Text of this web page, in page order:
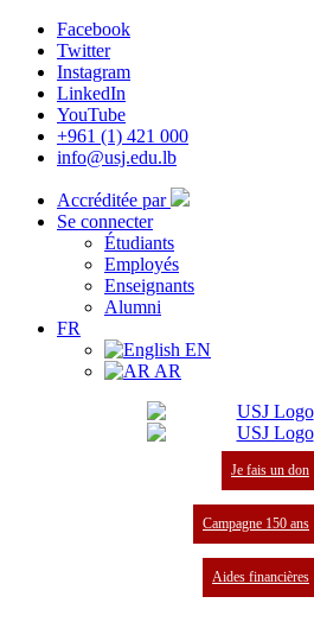
Facebook
Twitter
Instagram
LinkedIn
YouTube
+961 (1) 421 000
info@usj.edu.lb
Accréditée par
Se connecter
Étudiants
Employés
Enseignants
Alumni
FR
EN
AR
Je fais un don
Campagne 150 ans
Aides financières